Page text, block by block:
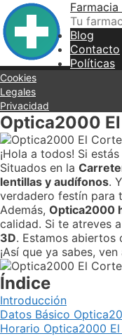
Skip
to
content
Tu
Blog
Contacto
Políticas
Cookies
Legales
Privacidad
Optica2000
¡Hola a todos! Si
Situados en la
lentillas y audífonos.
verdadero festín para
Además, Optica2000
calidad. Si te atreves
3D. Estamos abiertos
¡Así que ya sabes,
Índice
Introducción
Datos Básico
Horario Optica2000